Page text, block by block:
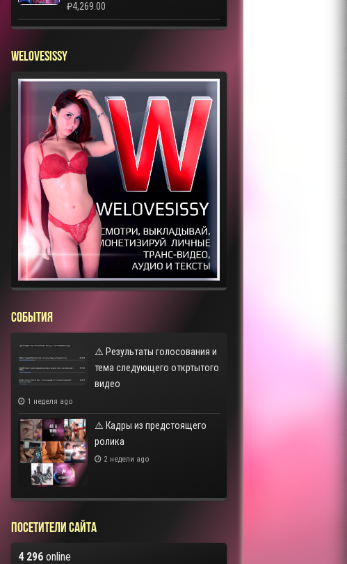
₽4,269.00
WELOVESISSY
СОБЫТИЯ
⚠️ Результаты голосования и
тема следующего откртытого
видео
1 неделя ago
⚠️ Кадры из предстоящего
ролика
2 недели ago
Посетители сайта
4 296online